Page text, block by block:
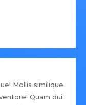
Mollis similique
Quam dui.